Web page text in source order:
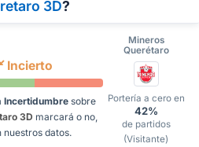
3D?
Mineros
Querétaro
Incierto
Incertidumbresobre
3D marcará o no,
nuestros datos.
Portería a cero en
42%
de partidos
(Visitante)